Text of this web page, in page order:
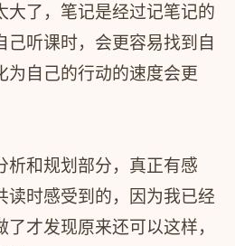
大了，笔记是经过记笔记的
己听课时，会更容易找到自
为自己的行动的速度会更
析和规划部分，真正有感
读时感受到的，因为我已经
才发现原来还可以这样，